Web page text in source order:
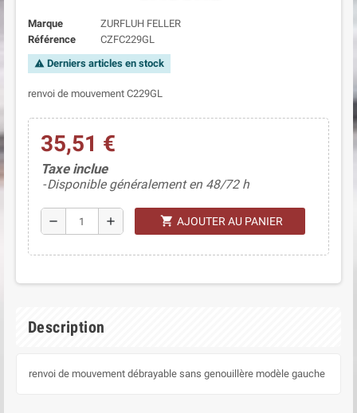
Marque
ZURFLUH FELLER
Référence
CZFC229GL
warning Derniers articles en stock
renvoi de mouvement C229GL
35,51 €
Taxe inclue
Disponible généralement en 48/72 h
remove add shopping_cart AJOUTER AU PANIER
Description
renvoi de mouvement débrayable sans genouillère modèle gauche